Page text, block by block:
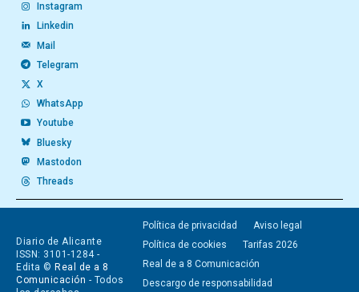
Instagram
Linkedin
Mail
Telegram
X
WhatsApp
Youtube
Bluesky
Mastodon
Threads
Diario de Alicante
ISSN: 3101-1284 -
Edita © Real de a 8
Comunicación - Todos
Política de privacidad
Aviso legal
Política de cookies
Tarifas 2026
Real de a 8 Comunicación
Descargo de responsabilidad